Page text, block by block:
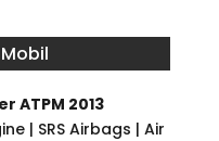
ATPM 2013
| SRS Airbags | Air